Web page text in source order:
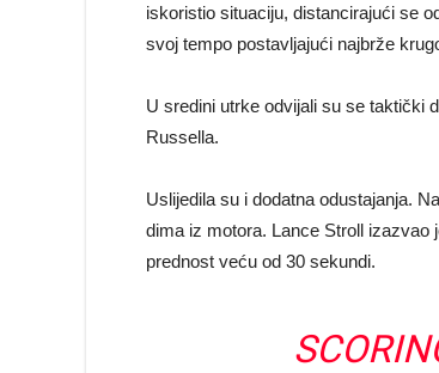
iskoristio situaciju, distancirajući se
svoj tempo postavljajući najbrže
U sredini utrke odvijali su se taktički
Russella.
Uslijedila su i dodatna odustajanja.
dima iz motora. Lance Stroll izazvao
prednost veću od 30 sekundi.